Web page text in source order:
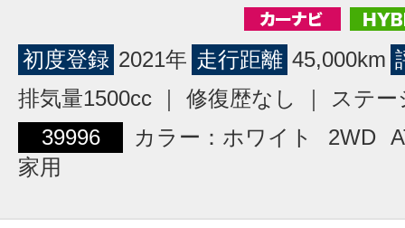
初度登録 2021年 走行距離 45,000km
排気量1500cc ｜ 修復歴なし ｜ ステ
39996
カラー：ホワイト 2WD
家用